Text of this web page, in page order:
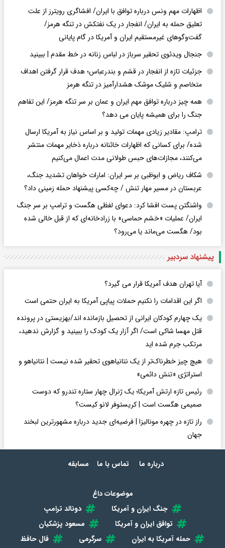
اظهارات مهم ونس درباره توافق با ایران/ افشاگری رویترز از علت
تعلیق حمله به ایران/ انفجار در یک نفتکش در تنگه هرمز/
گفت‌وگوهای غیرمستقیم ایران و آمریکا در گام پایانی
جنجال ویدئوی تحقیر سرباز در لباس زنانه در خط مقدم | ببینید
جزئیات تازه از انفجار در قشم و بندرعباس؛ هدف قرار گرفتن اهداف
متخاصم و شلیک موشک هشدارآمیز در تنگه هرمز
همه چیز درباره توافق مهم ایران و عمان بر سر تنگه هرمز/ این تفاهم
جنگ را برای همیشه پایان می دهد؟
ترامپ: مقادیر زیادی مهمات تولید و بر اساس نیاز به آمریکا ارسال
شده/ برای کسانی که اظهارات خائنانه درباره ذخایر مهمات منتشر
می‌کنند، مجازات‌های حبس طولانی مدت اعمال می‌کنیم
شکاف ریاض و ابوظبی بر سر ایران: امارات خواهان تشدید جنگ،
عربستان در مسیر مهار تنش / چه‌کسی پیشنهاد حمله زمینی داد؟
واشنگتن پست افشا کرد: دعوای لفظی هگست و ترامپ بر سر جنگ
ایران/ عملیات «خشم حماسی» با زرادخانه‌ای که از قبل خالی شده
بود/ هگست می‌ماند یا می‌رود؟
پیشنهاد سردبیر
آیا تهران هدف آمریکا قرار می گیرد؟
اگر این اقدامات را نکنیم حملات پیاپی آمریکا به ایران حتمی است
یک چهارم کودکان ایرانی از تحصیل بازمانده اند/بهزیستی در پرونده
قتل مهسا شاکی است/ اگر آزار یک کودک را ببینید و گزارش ندهید،
مرتکب جرم شده اید
هیچ چیز خطرناک‌تر از یک نتانیاهوی تحقیر شده نیست | نتانیاهو و
استراتژی «تنش دائمی»
رئیس تازه ارتش آمریکا؛ یک ژنرال چهار ستاره تندرو که دوست
صمیمی هگست است | کریستوفر لانو کیست؟
راز تازه در چهره مونالیزا | فرضیه‌ای جدید درباره مشهورترین لبخند
جهان
درباره ما تماس با ما مسابقه
موضوعات داغ
جنگ ایران و آمریکا
دونالد ترامپ
توافق ایران و آمریکا
مسعود پزشکیان
حمله آمریکا به ایران
سرگرمی فال حافظ